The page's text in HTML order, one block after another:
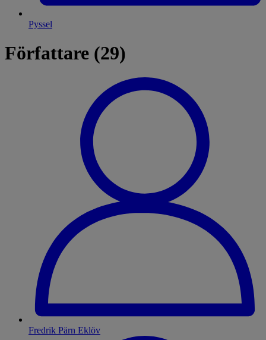
Pyssel
Författare (29)
Fredrik Pärn Eklöv